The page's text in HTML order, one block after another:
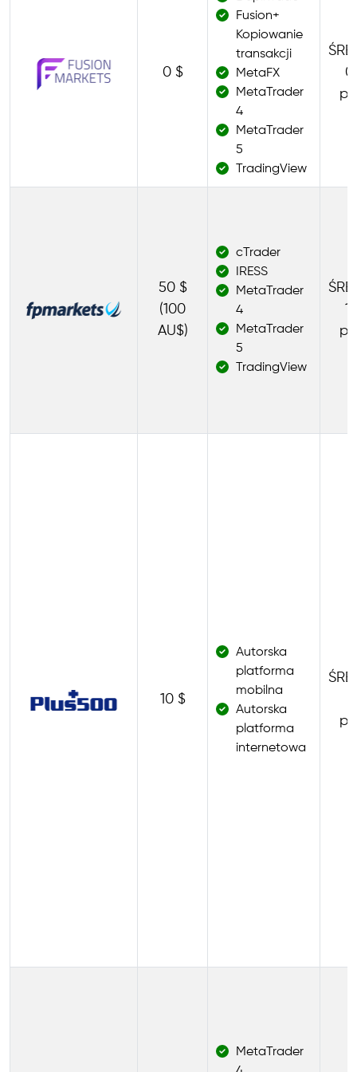
0 $
Fusion+
Kopiowanie
transakcji
MetaFX
MetaTrader
4
MetaTrader
5
TradingView
50 $
(100
AU$)
cTrader
IRESS
MetaTrader
4
MetaTrader
5
TradingView
10 $
Autorska
platforma
mobilna
Autorska
platforma
internetowa
MetaTrader